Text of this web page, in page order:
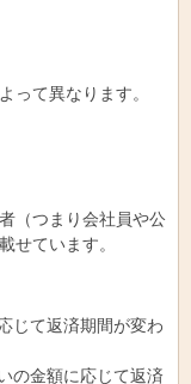
って異なります。
（つまり会社員や公
せています。
じて返済期間が変わ
の金額に応じて返済